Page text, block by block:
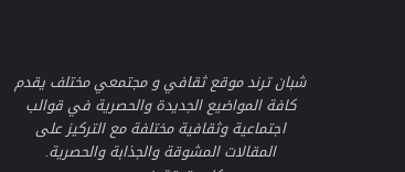
شبان ترند موقع ثقافي و مجتمعي مختلف يقدم
كافة المواضيع الجديدة والحصرية في قوالب
اجتماعية وثقافية مختلفة مع التركيز على
المقالات المشوقة والجذابة والحصرية.